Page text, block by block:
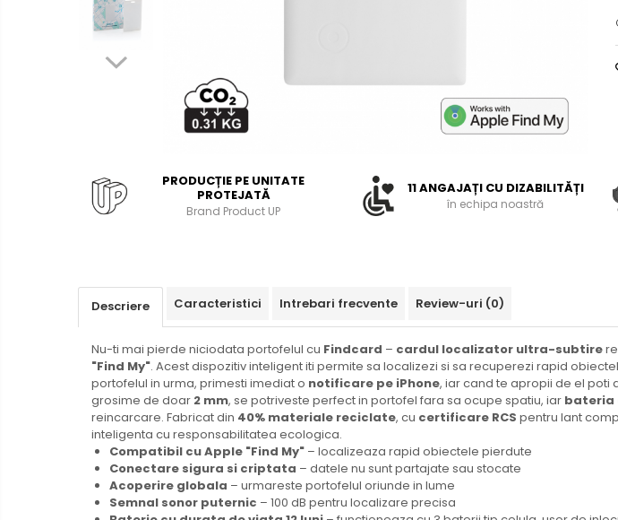
Capsatoare, capse si
perforatoare
Caiete si blocnotesuri
Dosare, folii protectie si mape
Accesorii diverse pentru birou
Arhivare si depozitare
Instrumente de scris
Seturi de scris Premium
Instrumente de scris eco
Creioane mecanice si grafit
Markere diverse
Carioci si creioane colorate
PRODUCȚIE PE UNITATE
PROTEJATĂ
Brand Product UP
11 ANGAJAȚI CU DIZABILITĂȚI
în echipa noastră
Descriere Caracteristici Intrebari frecvente Review-uri (0)
Nu-ti mai pierde niciodata portofelul cu Findcard – cardul localizator ultra-subtire
"Find My". Acest dispozitiv inteligent iti permite sa localizezi si sa recuperezi rapid
portofelul in urma, primesti imediat o notificare pe iPhone, iar cand te apropii de el poti
grosime de doar 2 mm, se potriveste perfect in portofel fara sa ocupe spatiu, iar bateria
reincarcare. Fabricat din 40% materiale reciclate, cu certificare RCS pentru lant
inteligenta cu responsabilitatea ecologica.
Compatibil cu Apple "Find My" – localizeaza rapid obiectele pierdute
Conectare sigura si criptata – datele nu sunt partajate sau stocate
Acoperire globala – urmareste portofelul oriunde in lume
Semnal sonor puternic – 100 dB pentru localizare precisa